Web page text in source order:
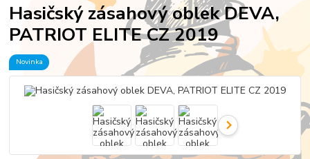
Hasičský zásahový oblek DEVA,
PATRIOT ELITE CZ 2019
Novinka